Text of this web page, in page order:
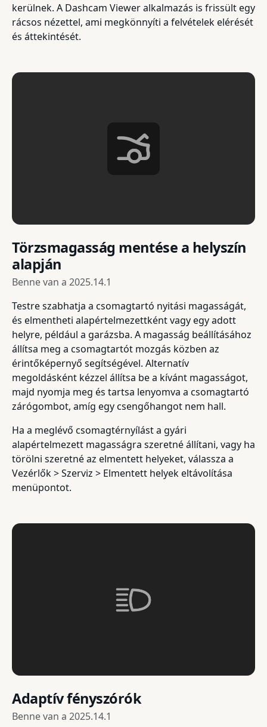
kerülnek. A Dashcam Viewer alkalmazás is frissült egy
rácsos nézettel, ami megkönnyíti a felvételek elérését
és áttekintését.
Törzsmagasság mentése a helyszín
alapján
Benne van a 2025.14.1
Testre szabhatja a csomagtartó nyitási magasságát,
és elmentheti alapértelmezettként vagy egy adott
helyre, például a garázsba. A magasság beállításához
állítsa meg a csomagtartót mozgás közben az
érintőképernyő segítségével. Alternatív
megoldásként kézzel állítsa be a kívánt magasságot,
majd nyomja meg és tartsa lenyomva a csomagtartó
zárógombot, amíg egy csengőhangot nem hall.
Ha a meglévő csomagtérnyílást a gyári
alapértelmezett magasságra szeretné állítani, vagy ha
törölni szeretné az elmentett helyeket, válassza a
Vezérlők > Szerviz > Elmentett helyek eltávolítása
menüpontot.
Adaptív fényszórók
Benne van a 2025.14.1